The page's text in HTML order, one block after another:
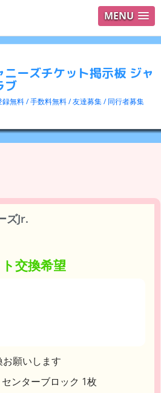
MENU
ニーズチケット掲示板 ジャ
ブ
録無料 / 手数料無料 / 友達募集 / 同行者募集
ログイ
検索
ズJr.
交換希望
お願いします
ンターブロック 1枚